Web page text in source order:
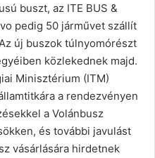
buszt, az ITE BUS &
pedig 50 járművet szállít
új buszok túlnyomórészt
közlekednek majd.
Minisztérium (ITM)
a rendezvényen
a Volánbusz
és további javulást
vásárlására hirdetnek